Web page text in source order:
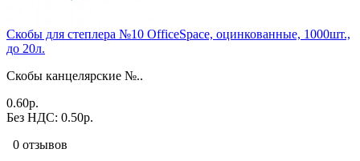
Скобы для степлера №10 OfficeSpace, оцинкованные, 1000шт.,
до 20л.
Скобы канцелярские №..
0.60р.
Без НДС: 0.50р.
0 отзывов